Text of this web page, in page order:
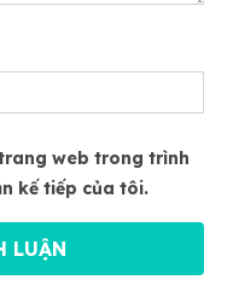
web trong trình
kế tiếp của tôi.